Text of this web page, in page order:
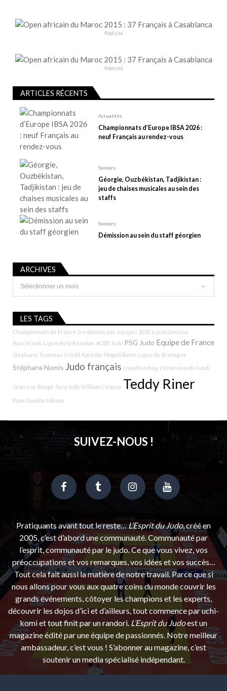
d
l
’
Publicité
Publicité
ARTICLES RÉCENTS
Actualités
Championnats d’Europe IBSA 2026 :
neuf Français au rendez-vous
Seniors
Géorgie, Ouzbékistan, Tadjikistan :
jeu de chaises musicales au sein des
staffs
Seniors
Démission au sein du staff géorgien
ARCHIVES
Archives
LES TAGS
Championnats de France 1re division par équipes 2020 Lucie Décosse
Pour le judo Ligue de la Réunion ACBB Judo PSG Judo Equipe de France
Stéphane Traineau Crédit Agricole Magali Baton Ligue de Bretagne
Stéphane Nomis Judo français crowdfunding L'interview du lundi
Jean-Luc Rougé Sucy Judo William Cysique Teddy Riner
Pape Doudou Ndiaye
SUIVEZ-NOUS !
Pratiquants avant tout le reste…L’Esprit du Judo, créé en
2005, c’est d’abord une communauté. Communauté par
l’esprit, communauté par le judo. Ce que vous vivez, vos
préoccupations et vos remarques, vos idées et vos succès…
Tout cela fait aussi la matière de notre travail. Parce que si
nous allons pour vous aux quatre coins du monde couvrir les
grands événements, côtoyer les champions et les experts,
découvrir les dojos d’ici et d’ailleurs, tout commence par uchi-
komi et tout finit par un randori.L’Esprit du Judoest un
magazine édité par une équipe de passionnés. Notre meilleur
ambassadeur, c’est vous ! S’abonner au magazine, c’est
soutenir un media spécialisé indépendant.